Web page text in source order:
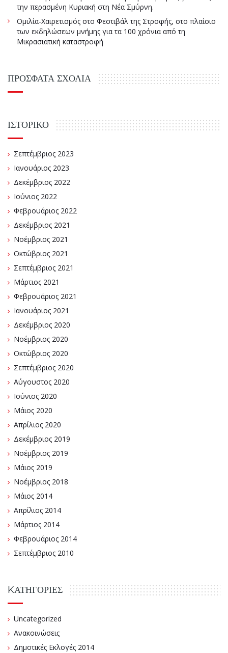
την περασμένη Κυριακή στη Νέα Σμύρνη.
Ομιλία-Χαιρετισμός στο Φεστιβάλ της Στροφής, στο πλαίσιο
των εκδηλώσεων μνήμης για τα 100 χρόνια από τη
Μικρασιατική καταστροφή
ΠΡΌΣΦΑΤΑ ΣΧΌΛΙΑ
ΙΣΤΟΡΙΚΌ
Σεπτέμβριος 2023
Ιανουάριος 2023
Δεκέμβριος 2022
Ιούνιος 2022
Φεβρουάριος 2022
Δεκέμβριος 2021
Νοέμβριος 2021
Οκτώβριος 2021
Σεπτέμβριος 2021
Μάρτιος 2021
Φεβρουάριος 2021
Ιανουάριος 2021
Δεκέμβριος 2020
Νοέμβριος 2020
Οκτώβριος 2020
Σεπτέμβριος 2020
Αύγουστος 2020
Ιούνιος 2020
Μάιος 2020
Απρίλιος 2020
Δεκέμβριος 2019
Νοέμβριος 2019
Μάιος 2019
Νοέμβριος 2018
Μάιος 2014
Απρίλιος 2014
Μάρτιος 2014
Φεβρουάριος 2014
Σεπτέμβριος 2010
KΑΤΗΓΟΡΊΕΣ
Uncategorized
Ανακοινώσεις
Δημοτικές Εκλογές 2014